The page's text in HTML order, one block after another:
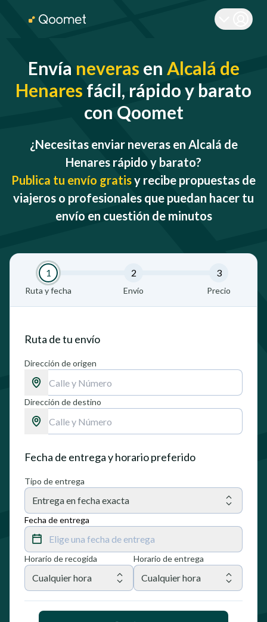
Envía neveras en Alcalá de
Henares fácil, rápido y barato
con Qoomet
¿Necesitas enviar neveras en Alcalá de
Henares rápido y barato?
Publica tu envío gratisy recibe propuestas de
viajeros o profesionales que puedan hacer tu
envío en cuestión de minutos
1
Ruta y fecha
2
Envío
3
Precio
Ruta de tu envío
Dirección de origen
Dirección de destino
Fecha de entrega y horario preferido
Tipo de entrega
Entrega en fecha exacta
Fecha de entrega
Elige una fecha de entrega
Horario de recogida
Cualquier hora
Horario de entrega
Cualquier hora